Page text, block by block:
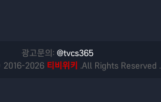
광고문의: @tvcs365
2026 티비위키 .All Rights Reserved .